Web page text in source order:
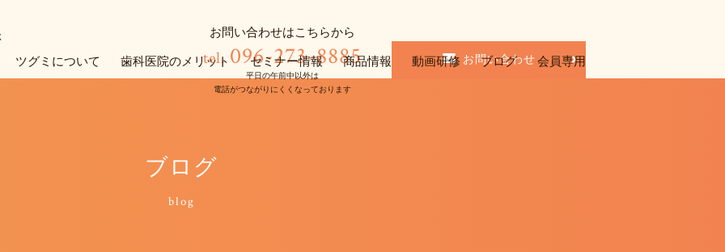
お問い合わせはこちらから
tel.096-273-8885
平日の午前中以外は
電話がつながりにくくなっております
お問い合わせ
ツグミについて 歯科医院のメリット セミナー情報 商品情報 動画研修 ブログ 会員専用
ブログ
blog